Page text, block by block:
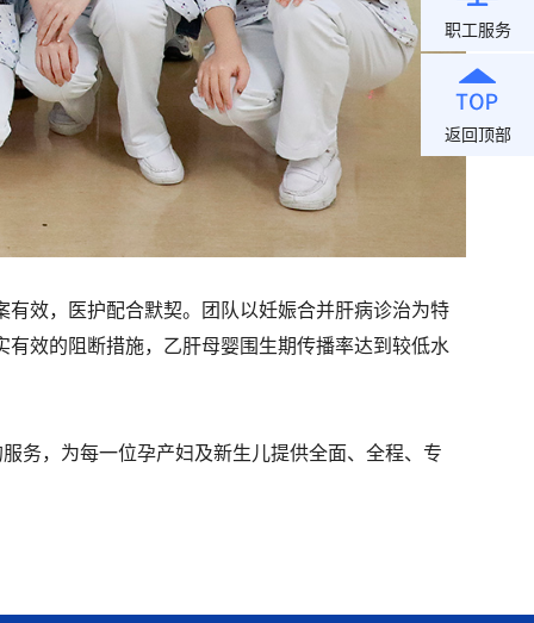
效，医护配合默契。团队以妊娠合并肝病诊治为特
效的阻断措施，乙肝母婴围生期传播率达到较低水
务，为每一位孕产妇及新生儿提供全面、全程、专
职工服务
返回顶部